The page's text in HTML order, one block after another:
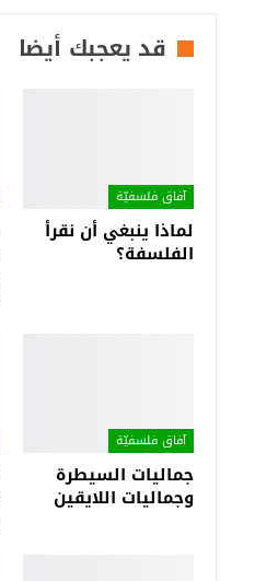
قد يعجبك أيضا
آفاق فلسفيّة‎
لماذا ينبغي أن نقرأ
الفلسفة؟
آفاق فلسفيّة‎
جماليات السيطرة
وجماليات اللايقين